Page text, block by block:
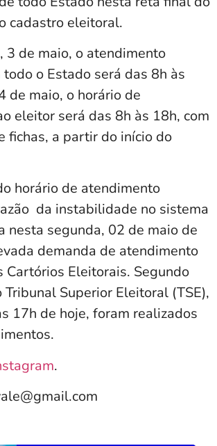
cadastro eleitoral.
3 de maio, o atendimento
o Estado será das 8h às
de maio, o horário de
eleitor será das 8h às 18h, com
fichas, a partir do início do
horário de atendimento
da instabilidade no sistema
nesta segunda, 02 de maio de
demanda de atendimento
Cartórios Eleitorais. Segundo
Tribunal Superior Eleitoral (TSE),
17h de hoje, foram realizados
.